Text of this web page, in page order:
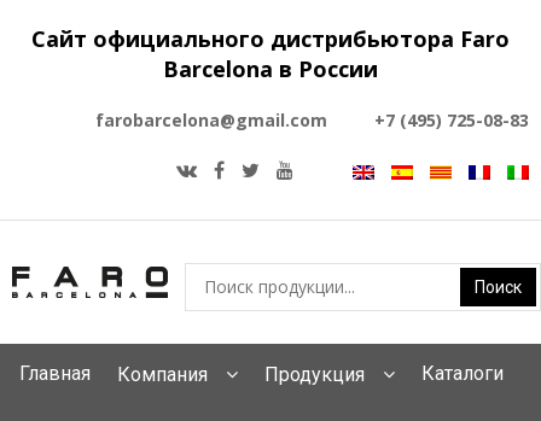
Сайт официального дистрибьютора Faro
Barcelona в России
farobarcelona@gmail.com +7 (495) 725-08-83
Главная Компания Продукция Каталоги